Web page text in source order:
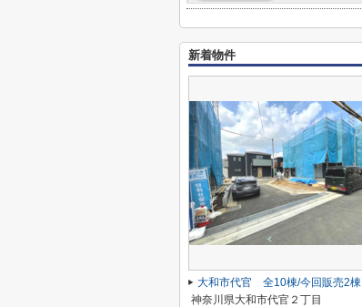
新着物件
大和市代官 全10棟/今回販売2棟
神奈川県大和市代官２丁目